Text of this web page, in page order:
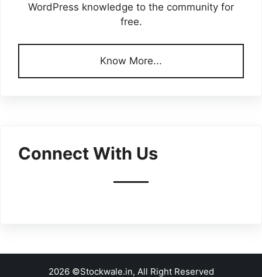
WordPress knowledge to the community for
free.
Know More...
Connect With Us
2026 ©Stockwale.in, All Right Reserved